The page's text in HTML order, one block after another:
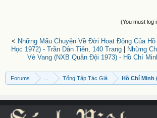
(You must log
< Những Mẩu Chuyện Về Đời Hoạt Động Của
Học 1972) - Trần Dân Tiên, 140 Trang|
Những
Vẻ Vang (NXB Quân Đội 1973) - Hồ Chí
Forums Tổng Tập Tác Giả Hồ Chí Minh